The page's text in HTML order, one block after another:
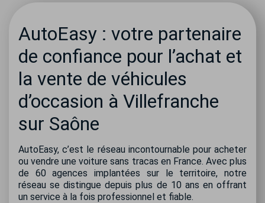
AutoEasy : votre partenaire
de confiance pour l’achat et
la vente de véhicules
d’occasion à Villefranche
sur Saône
AutoEasy, c’est le réseau incontournable pour acheter
ou vendre une voiture sans tracas en France. Avec plus
de 60 agences implantées sur le territoire, notre
réseau se distingue depuis plus de 10 ans en offrant
un service à la fois professionnel et fiable.